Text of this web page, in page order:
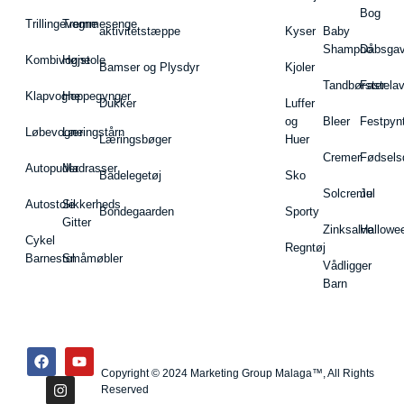
Trillingevogne
Kombivogne
Klapvogne
Løbevogne
Autopuder
Autostole
Cykel
Barnestol
Tremmesenge
Højstole
Hoppegynger
Læringstårn
Madrasser
Sikkerheds
Gitter
Småmøbler
aktivitetstæppe
Bamser og Plysdyr
Dukker
Læringsbøger
Badelegetøj
Bondegaarden
Kyser
Kjoler
Luffer
og
Huer
Sko
Sporty
Regntøj
Baby
Shampoo
Tandbørster
Bleer
Cremer
Solcreme
Zinksalve
Vådligger
Barn
Bog
Jul
Copyright © 2024 Marketing Group Malaga™, All Rights
Reserved